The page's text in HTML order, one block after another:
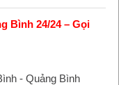
Bình 24/24 – Gọi
- Quảng Bình